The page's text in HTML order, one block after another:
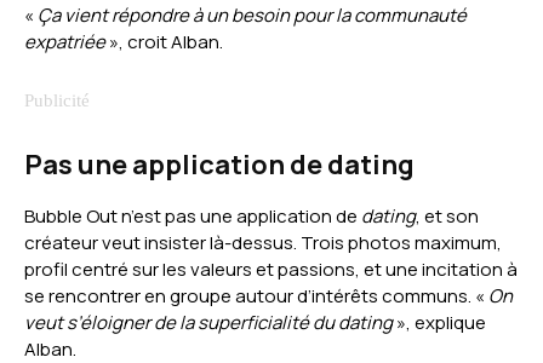
« Ça vient répondre à un besoin pour la communauté
expatriée», croit Alban.
Pas une application de dating
Bubble Out n’est pas une application de dating, et son
créateur veut insister là-dessus. Trois photos maximum,
profil centré sur les valeurs et passions, et une incitation à
se rencontrer en groupe autour d’intérêts communs. « On
veut s’éloigner de la superficialité du dating», explique
Alban.